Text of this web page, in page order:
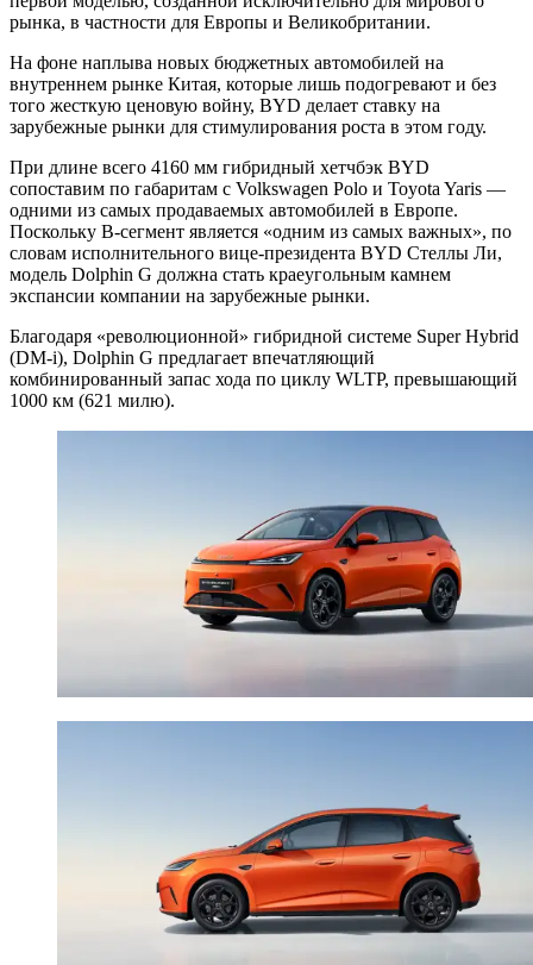
рынка, в частности для Европы и Великобритании.
На фоне наплыва новых бюджетных автомобилей на
внутреннем рынке Китая, которые лишь подогревают и без
того жесткую ценовую войну, BYD делает ставку на
зарубежные рынки для стимулирования роста в этом году.
При длине всего 4160 мм гибридный хетчбэк BYD
сопоставим по габаритам с Volkswagen Polo и Toyota Yaris —
одними из самых продаваемых автомобилей в Европе.
Поскольку B-сегмент является «одним из самых важных», по
словам исполнительного вице-президента BYD Стеллы Ли,
модель Dolphin G должна стать краеугольным камнем
экспансии компании на зарубежные рынки.
Благодаря «революционной» гибридной системе Super Hybrid
(DM-i), Dolphin G предлагает впечатляющий
комбинированный запас хода по циклу WLTP, превышающий
1000 км (621 милю).